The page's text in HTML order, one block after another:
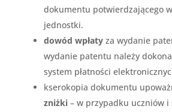
dokumentu potwierdzającego
jednostki.
dowód wpłatyza wydanie
wydanie patentu należy
system płatności
kserokopia dokumentu
zniżki– w przypadku uczniów i